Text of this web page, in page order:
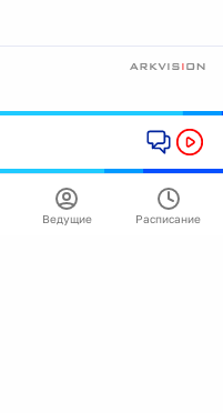
Ведущие Расписание